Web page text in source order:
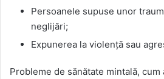
Persoanele supuse unor
neglijări;
Expunerea la violență sau
Probleme de sănătate mintală,